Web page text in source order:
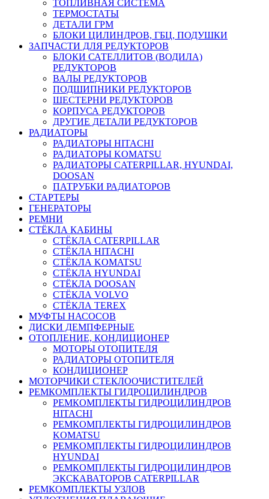
ТОПЛИВНАЯ СИСТЕМА
ТЕРМОСТАТЫ
ДЕТАЛИ ГРМ
БЛОКИ ЦИЛИНДРОВ, ГБЦ, ПОДУШКИ
ЗАПЧАСТИ ДЛЯ РЕДУКТОРОВ
БЛОКИ САТЕЛЛИТОВ (ВОДИЛА)
РЕДУКТОРОВ
ВАЛЫ РЕДУКТОРОВ
ПОДШИПНИКИ РЕДУКТОРОВ
ШЕСТЕРНИ РЕДУКТОРОВ
КОРПУСА РЕДУКТОРОВ
ДРУГИЕ ДЕТАЛИ РЕДУКТОРОВ
РАДИАТОРЫ
РАДИАТОРЫ HITACHI
РАДИАТОРЫ KOMATSU
РАДИАТОРЫ CATERPILLAR, HYUNDAI,
DOOSAN
ПАТРУБКИ РАДИАТОРОВ
СТАРТЕРЫ
ГЕНЕРАТОРЫ
РЕМНИ
СТЁКЛА КАБИНЫ
СТЁКЛА CATERPILLAR
СТЁКЛА HITACHI
СТЁКЛА KOMATSU
СТЁКЛА HYUNDAI
СТЁКЛА DOOSAN
СТЁКЛА VOLVO
СТЁКЛА TEREX
МУФТЫ НАСОСОВ
ДИСКИ ДЕМПФЕРНЫЕ
ОТОПЛЕНИЕ, КОНДИЦИОНЕР
МОТОРЫ ОТОПИТЕЛЯ
РАДИАТОРЫ ОТОПИТЕЛЯ
КОНДИЦИОНЕР
МОТОРЧИКИ СТЕКЛООЧИСТИТЕЛЕЙ
РЕМКОМПЛЕКТЫ ГИДРОЦИЛИНДРОВ
РЕМКОМПЛЕКТЫ ГИДРОЦИЛИНДРОВ
HITACHI
РЕМКОМПЛЕКТЫ ГИДРОЦИЛИНДРОВ
KOMATSU
РЕМКОМПЛЕКТЫ ГИДРОЦИЛИНДРОВ
HYUNDAI
РЕМКОМПЛЕКТЫ ГИДРОЦИЛИНДРОВ
ЭКСКАВАТОРОВ CATERPILLAR
РЕМКОМПЛЕКТЫ УЗЛОВ